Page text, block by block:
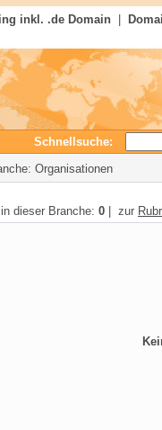
inkl. .de Domain
Schnellsuche:
Organisationen
dieser Branche: 0 | zur